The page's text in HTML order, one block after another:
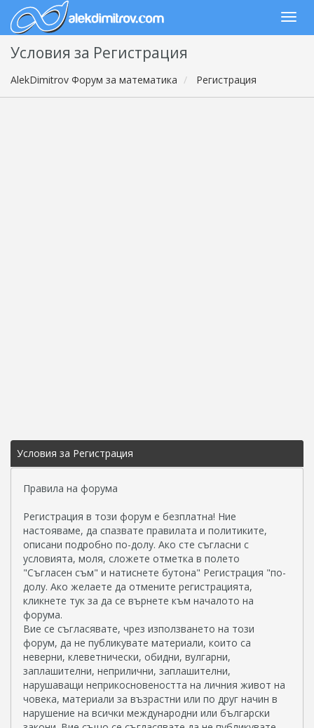
Условия за Регистрация
AlekDimitrov Форум за математика Регистрация
Условия за Регистрация
Правила на форума
Регистрация в този форум е безплатна! Ние
настояваме, да спазвате правилата и политиките,
описани подробно по-долу. Ако сте съгласни с
условията, моля, сложете отметка в полето
"Съгласен съм" и натиснете бутона" Регистрация "по-
долу. Ако желаете да отмените регистрацията,
кликнете тук за да се върнете към началото на
форума.
Вие се съгласявате, чрез използването на този
форум, да не публикувате материали, които са
неверни, клеветнически, обидни, вулгарни,
заплашителни, неприлични, заплашителни,
нарушаващи неприкосновеността на личния живот на
човека, материали за възрастни или по друг начин в
нарушение на всички международни или български